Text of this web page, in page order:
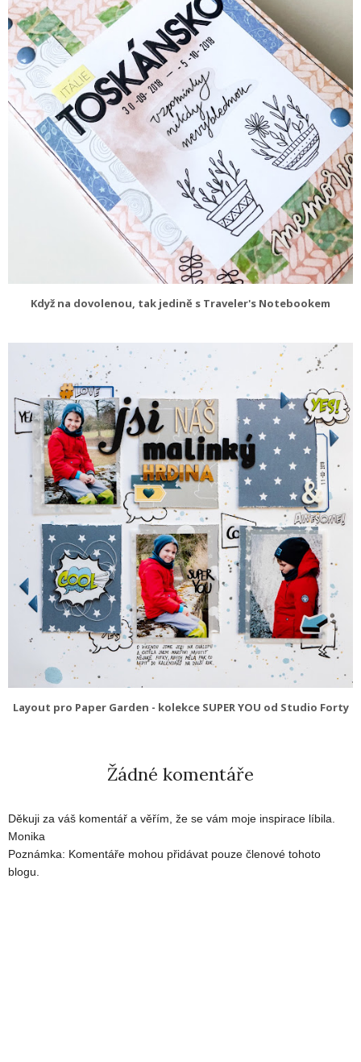
Když na dovolenou, tak jedině s Traveler's Notebookem
Layout pro Paper Garden - kolekce SUPER YOU od Studio Forty
Žádné komentáře
Děkuji za váš komentář a věřím, že se vám moje inspirace líbila.
Monika
Poznámka: Komentáře mohou přidávat pouze členové tohoto
blogu.